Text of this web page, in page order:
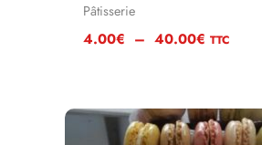
Pâtisserie
4.00€ – 40.00€ Plage
de
40.00€
TTC